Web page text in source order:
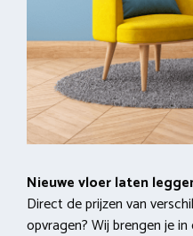
Nieuwe vloer laten
Direct de prijzen van
opvragen? Wij brengen je